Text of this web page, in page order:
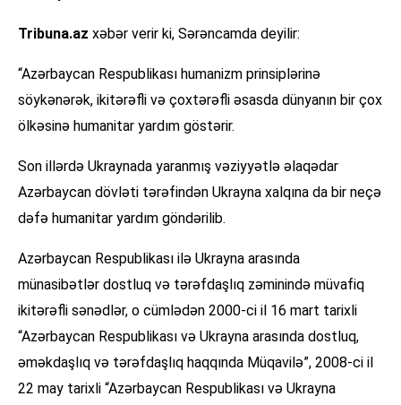
Tribuna.az xəbər verir ki, Sərəncamda deyilir:
“Azərbaycan Respublikası humanizm prinsiplərinə
söykənərək, ikitərəfli və çoxtərəfli əsasda dünyanın bir çox
ölkəsinə humanitar yardım göstərir.
Son illərdə Ukraynada yaranmış vəziyyətlə əlaqədar
Azərbaycan dövləti tərəfindən Ukrayna xalqına da bir neçə
dəfə humanitar yardım göndərilib.
Azərbaycan Respublikası ilə Ukrayna arasında
münasibətlər dostluq və tərəfdaşlıq zəminində müvafiq
ikitərəfli sənədlər, o cümlədən 2000-ci il 16 mart tarixli
“Azərbaycan Respublikası və Ukrayna arasında dostluq,
əməkdaşlıq və tərəfdaşlıq haqqında Müqavilə”, 2008-ci il
22 may tarixli “Azərbaycan Respublikası və Ukrayna